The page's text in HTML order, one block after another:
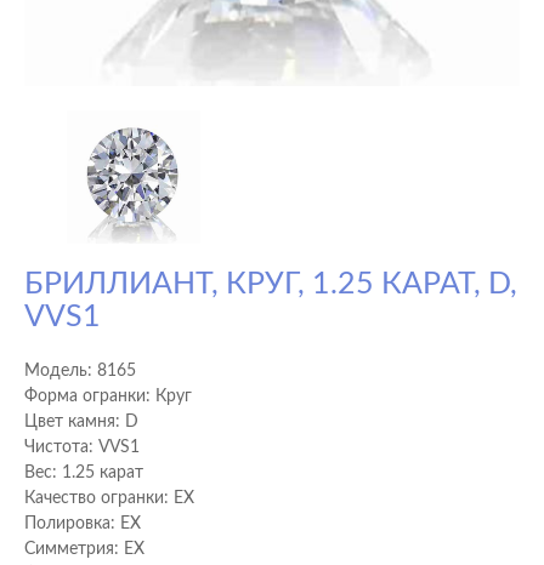
БРИЛЛИАНТ, КРУГ, 1.25 КАРАТ, D,
VVS1
Модель: 8165
Форма огранки: Круг
Цвет камня: D
Чистота: VVS1
Вес: 1.25 карат
Качество огранки: EX
Полировка: EX
Cимметрия: EX